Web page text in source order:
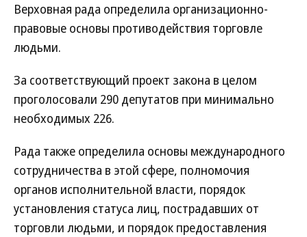
Верховная рада определила организационно-
правовые основы противодействия торговле
людьми.
За соответствующий проект закона в целом
проголосовали 290 депутатов при минимально
необходимых 226.
Рада также определила основы международного
сотрудничества в этой сфере, полномочия
органов исполнительной власти, порядок
установления статуса лиц, пострадавших от
торговли людьми, и порядок предоставления